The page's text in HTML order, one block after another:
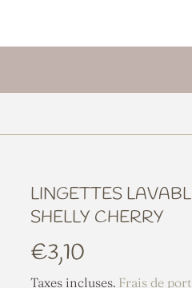
LINGETTES
SHELLY CHERRY
€3,10
Taxes incluses. Frais de port